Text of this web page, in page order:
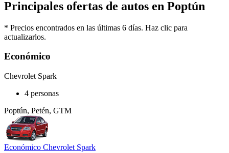
Principales ofertas de autos en Poptún
* Precios encontrados en las últimas 6 días. Haz clic para
actualizarlos.
Económico
Chevrolet Spark
4 personas
Poptún, Petén, GTM
Económico Chevrolet Spark